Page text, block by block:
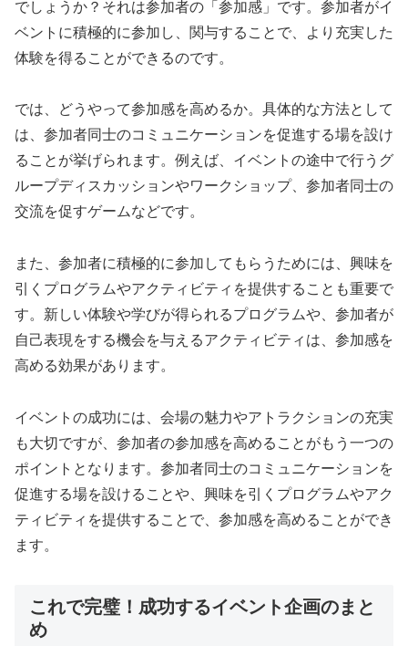
でしょうか？それは参加者の「参加感」です。参加者がイ
ベントに積極的に参加し、関与することで、より充実した
体験を得ることができるのです。
では、どうやって参加感を高めるか。具体的な方法として
は、参加者同士のコミュニケーションを促進する場を設け
ることが挙げられます。例えば、イベントの途中で行うグ
ループディスカッションやワークショップ、参加者同士の
交流を促すゲームなどです。
また、参加者に積極的に参加してもらうためには、興味を
引くプログラムやアクティビティを提供することも重要で
す。新しい体験や学びが得られるプログラムや、参加者が
自己表現をする機会を与えるアクティビティは、参加感を
高める効果があります。
イベントの成功には、会場の魅力やアトラクションの充実
も大切ですが、参加者の参加感を高めることがもう一つの
ポイントとなります。参加者同士のコミュニケーションを
促進する場を設けることや、興味を引くプログラムやアク
ティビティを提供することで、参加感を高めることができ
ます。
これで完璧！成功するイベント企画のまと
め